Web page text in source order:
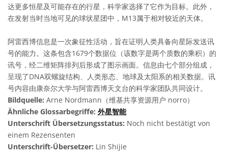
达更多恒星及可能存在的行星，科学家选择了它作为目标。此外，
在发射当时当地可见的球状星团中，M13属于相对较近的天体。
阿雷西博信息是一次象征性活动，旨在证明人类具备向星际发送讯
号的能力。这条包含1679个数据位（该数字是两个质数的乘积）的
讯号，经二维矩阵排列后形成了图示画面。信息由七个部分组成，
呈现了DNA双螺旋结构、人类形态、地球及太阳系的相关数据。讯
号内容由康奈尔大学与阿雷西博天文台的科学家团队共同设计。
Bildquelle: Arne Nordmann（维基共享资源用户 norro）
Ähnliche Glossarbegriffe: 外星智能
Unterschrift Übersetzungsstatus: Noch nicht bestätigt von
einem Rezensenten
Unterschrift-Übersetzer: Lin Shijie